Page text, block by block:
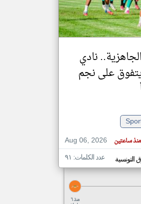
تغيير الدولة
مصادر الأخبار من تونس
اخبار تونس على مدار الساعة
أهم اخبار تونس العاجلة والمباشرة
نادي
على نجم
Aug 06, 2026
منذ ساعتين
التونسية عدد الكلمات: ٩١
منذ ٦
klyoum.com